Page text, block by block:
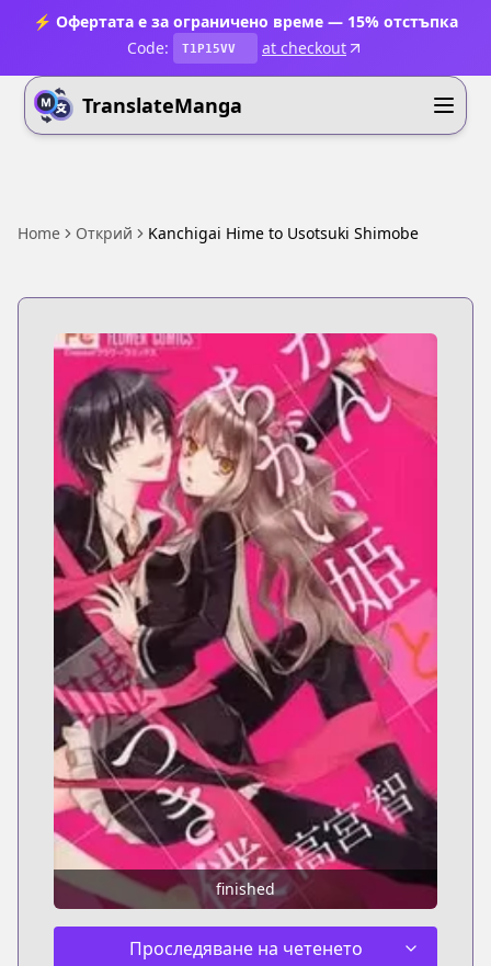
⚡ Офертата е за ограничено време — 15% отстъпка
Code:
T1P15VV at checkout
TranslateManga
Home Открий Kanchigai Hime to Usotsuki Shimobe
finished
Проследяване на четенето